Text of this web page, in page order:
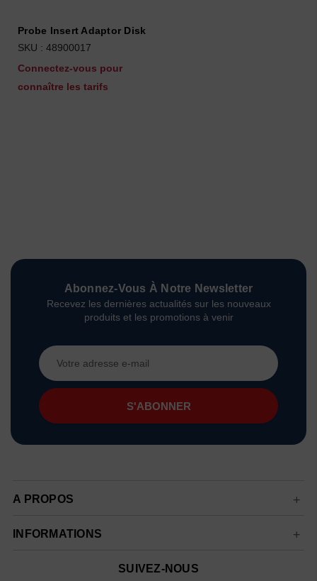
Probe Insert Adaptor Disk
SKU : 48900017
Connectez-vous pour
connaître les tarifs
Abonnez-Vous À Notre Newsletter
Recevez les dernières actualités sur les nouveaux
produits et les promotions à venir
Adresse
e-
mail
A PROPOS
INFORMATIONS
SUIVEZ-NOUS